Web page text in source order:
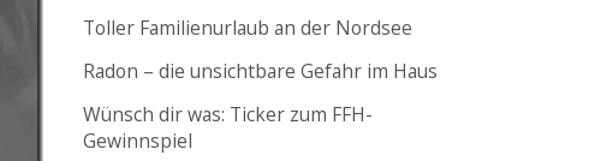
Toller Familienurlaub an der Nordsee
Radon – die unsichtbare Gefahr im Haus
Wünsch dir was: Ticker zum FFH-
Gewinnspiel